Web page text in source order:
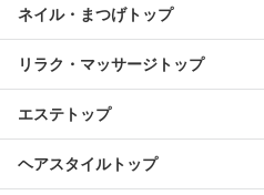
ネイル・まつげトップ
リラク・マッサージトップ
エステトップ
ヘアスタイルトップ